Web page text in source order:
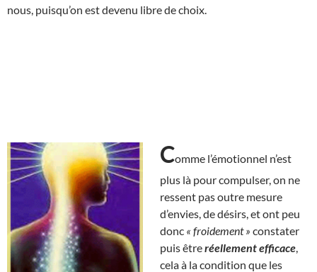
nous, puisqu’on est devenu libre de choix.
Comme l’émotionnel n’est
plus là pour compulser, on ne
ressent pas outre mesure
d’envies, de désirs, et ont peu
donc « froidement » constater
puis êtreréellement efficace
cela à la condition que les